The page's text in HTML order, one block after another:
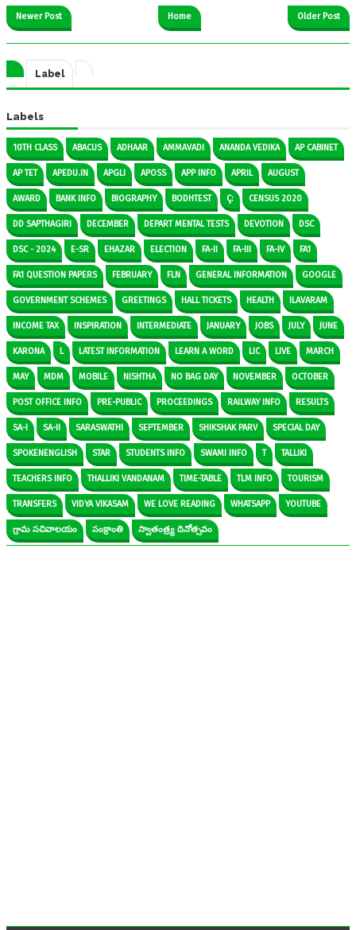
Newer Post Older Post
Home
Label
Labels
10TH CLASS ABACUS ADHAAR AMMAVADI ANANDA VEDIKA AP CABINET
AP TET APEDU.IN APGLI APOSS APP INFO APRIL AUGUST
AWARD BANK INFO BIOGRAPHY BODHTEST Ç: CENSUS 2020
DD SAPTHAGIRI DECEMBER DEPART MENTAL TESTS DEVOTION DSC
DSC - 2024 E-SR EHAZAR ELECTION FA-II FA-III FA-IV FA1
FA1 QUESTION PAPERS FEBRUARY FLN GENERAL INFORMATION GOOGLE
GOVERNMENT SCHEMES GREETINGS HALL TICKETS HEALTH ILAVARAM
INCOME TAX INSPIRATION INTERMEDIATE JANUARY JOBS JULY JUNE
KARONA L LATEST INFORMATION LEARN A WORD LIC LIVE MARCH
MAY MDM MOBILE NISHTHA NO BAG DAY NOVEMBER OCTOBER
POST OFFICE INFO PRE-PUBLIC PROCEEDINGS RAILWAY INFO RESULTS
SA-I SA-II SARASWATHI SEPTEMBER SHIKSHAK PARV SPECIAL DAY
SPOKENENGLISH STAR STUDENTS INFO SWAMI INFO T TALLIKI
TEACHERS INFO THALLIKI VANDANAM TIME-TABLE TLM INFO TOURISM
TRANSFERS VIDYA VIKASAM WE LOVE READING WHATSAPP YOUTUBE
గ్రామ సచివాలయం సంక్రాంతి స్వాతంత్ర్య దినోత్సవం